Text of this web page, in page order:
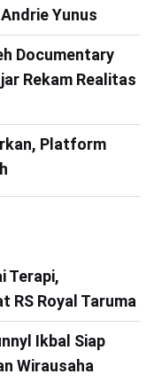
Yunus
Documentary
Rekam Realitas
Platform
Terapi,
RS Royal Taruma
Ikbal Siap
Wirausaha